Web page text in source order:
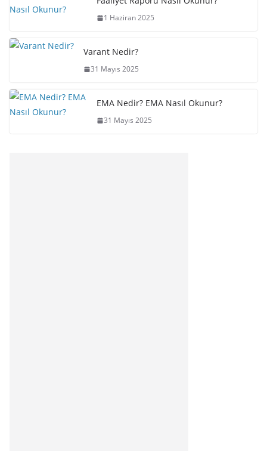
1 Haziran 2025
Varant Nedir?
31 Mayıs 2025
EMA Nedir? EMA Nasıl Okunur?
31 Mayıs 2025